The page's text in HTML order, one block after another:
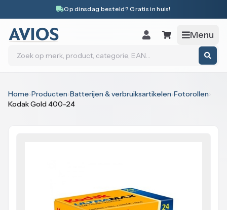
Op dinsdag besteld? Gratis in huis!
Menu
Zoeken
Home›Producten›Batterijen & verbruiksartikelen›Fotorollen›
Kodak Gold 400-24